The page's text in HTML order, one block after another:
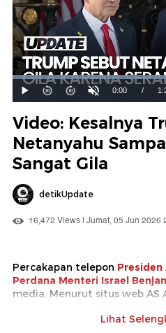
Mainkan
Suara
Hidup
Waktu
ini
0:00 /
Dimuat:
86.90%
Video: Kesalnya
Netanyahu
Sangat Gila
detikUpdate
16,472 Views | Jumat, 05 Jun 2026
Percakapan telepon Presiden
Perdana Menteri Israel
media. Menurut situs web AS
Lihat